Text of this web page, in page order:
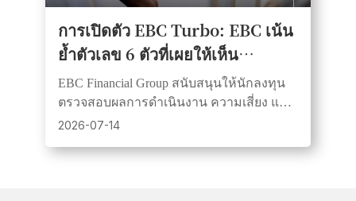
การเปิดตัว EBC Turbo: EBC เน้น
ย้ำตัวเลข 6 ตัวที่เผยให้เห็น
ประสิทธิภาพที่แท้จริงของ
เทรดเดอร์
EBC Financial Group สนับสนุนให้นักลงทุน
ตรวจสอบผลการดำเนินงาน ความเสี่ยง และ
ความสม่ำเสมอโดยใช้ EBC Turbo ซึ่งเป็น
2026-07-14